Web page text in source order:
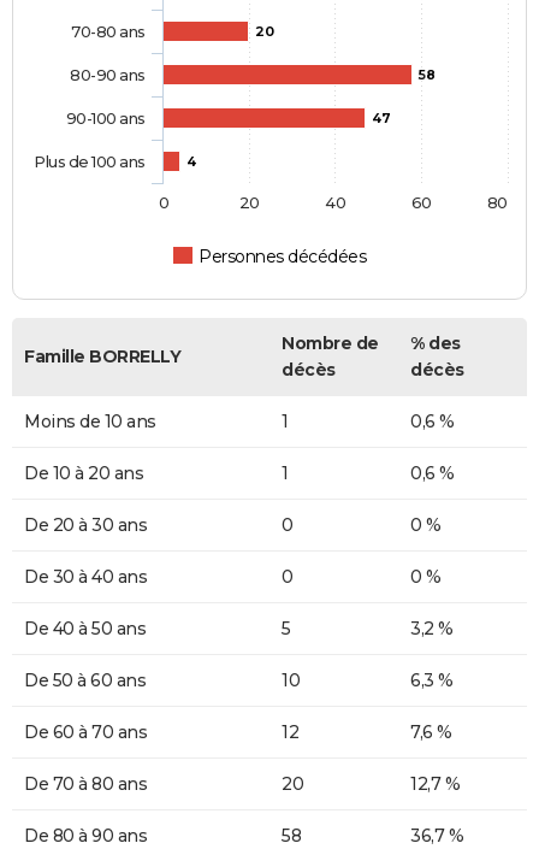
20
58
47
4
Personnes décédées
70-80 ans
80-90 ans
90-100 ans
Plus de 100 ans
0 20 40 60 80
Famille BORRELLY
Nombre de
décès
% des
décès
Moins de 10 ans 1 0,6 %
De 10 à 20 ans 1 0,6 %
De 20 à 30 ans 0 0 %
De 30 à 40 ans 0 0 %
De 40 à 50 ans 5 3,2 %
De 50 à 60 ans 10 6,3 %
De 60 à 70 ans 12 7,6 %
De 70 à 80 ans 20 12,7 %
De 80 à 90 ans 58 36,7 %